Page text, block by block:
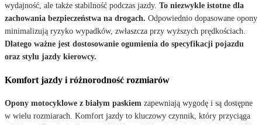
wydajność, ale także stabilność podczas jazdy. To niezwykle istotne dla
zachowania bezpieczeństwa na drogach. Odpowiednio dopasowane opony
minimalizują ryzyko wypadków, zwłaszcza przy wyższych prędkościach.
Dlatego ważne jest dostosowanie ogumienia do specyfikacji pojazdu
oraz stylu jazdy kierowcy.
Komfort jazdy i różnorodność rozmiarów
Opony motocyklowe z białym paskiem zapewniają wygodę i są dostępne
w wielu rozmiarach. Komfort jazdy to kluczowy czynnik, który przyciąga